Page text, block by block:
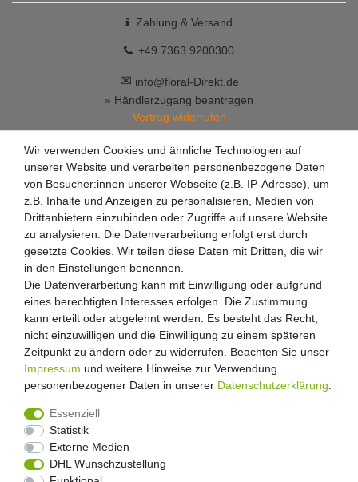
Zahlung & Versand
+49 7363 9200300
✉ info@floral-Direkt.de
» Händlerzugang beantragen
Vertrag widerrufen
Widerrufs­recht Widerrufs­formular
Wir verwenden Cookies und ähnliche Technologien auf
unserer Website und verarbeiten personenbezogene Daten
von Besucher:innen unserer Webseite (z.B. IP-Adresse), um
z.B. Inhalte und Anzeigen zu personalisieren, Medien von
Drittanbietern einzubinden oder Zugriffe auf unsere Website
zu analysieren. Die Datenverarbeitung erfolgt erst durch
gesetzte Cookies. Wir teilen diese Daten mit Dritten, die wir
in den Einstellungen benennen.
Die Datenverarbeitung kann mit Einwilligung oder aufgrund
eines berechtigten Interesses erfolgen. Die Zustimmung
kann erteilt oder abgelehnt werden. Es besteht das Recht,
nicht einzuwilligen und die Einwilligung zu einem späteren
Zeitpunkt zu ändern oder zu widerrufen. Beachten Sie unser
Impressum und weitere Hinweise zur Verwendung
personenbezogener Daten in unserer Daten­schutz­erklärung
Essenziell
Statistik
Externe Medien
DHL Wunschzustellung